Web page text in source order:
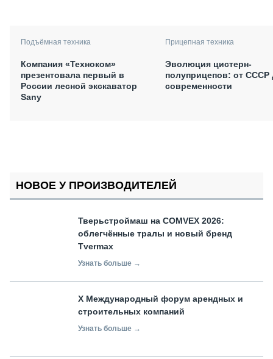
Подъёмная техника
Компания «Техноком»
презентовала первый в
России лесной экскаватор
Sany
Прицепная техника
Эволюция цистерн-
полуприцепов: от СССР
современности
НОВОЕ У ПРОИЗВОДИТЕЛЕЙ
Тверьстроймаш на COMVEX 2026:
облегчённые тралы и новый бренд
Tvermax
Узнать больше →
X Международный форум арендных и
строительных компаний
Узнать больше →